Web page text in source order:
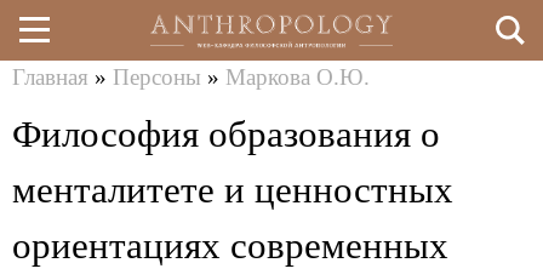
Перейти
к
здесь
Главная » Персоны » Маркова О.Ю.
Философия образования о
менталитете и ценностных
ориентациях современных